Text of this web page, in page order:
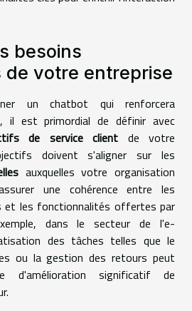
besoins
de votre entreprise
un chatbot qui renforcera
il est primordial de définir avec
de service client de votre
doivent s'aligner sur les
auxquelles votre organisation
une cohérence entre les
et les fonctionnalités offertes par
dans le secteur de l'e-
des tâches telles que le
ou la gestion des retours peut
d'amélioration significatif de